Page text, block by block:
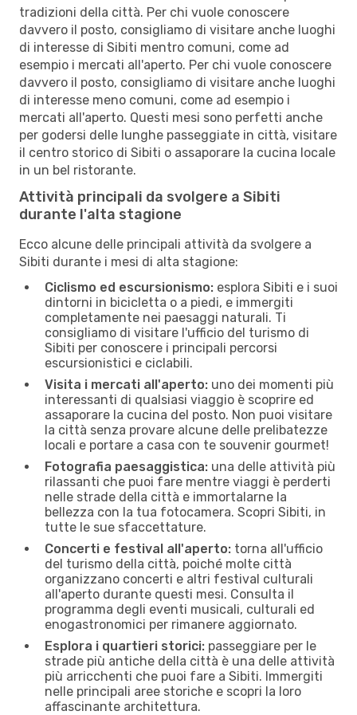
tradizioni della città. Per chi vuole conoscere
davvero il posto, consigliamo di visitare anche luoghi
di interesse di Sibiti mentro comuni, come ad
esempio i mercati all'aperto. Per chi vuole conoscere
davvero il posto, consigliamo di visitare anche luoghi
di interesse meno comuni, come ad esempio i
mercati all'aperto. Questi mesi sono perfetti anche
per godersi delle lunghe passeggiate in città, visitare
il centro storico di Sibiti o assaporare la cucina locale
in un bel ristorante.
Attività principali da svolgere a Sibiti
durante l'alta stagione
Ecco alcune delle principali attività da svolgere a
Sibiti durante i mesi di alta stagione:
Ciclismo ed escursionismo: esplora Sibiti e i suoi
dintorni in bicicletta o a piedi, e immergiti
completamente nei paesaggi naturali. Ti
consigliamo di visitare l'ufficio del turismo di
Sibiti per conoscere i principali percorsi
escursionistici e ciclabili.
Visita i mercati all'aperto: uno dei momenti più
interessanti di qualsiasi viaggio è scoprire ed
assaporare la cucina del posto. Non puoi visitare
la città senza provare alcune delle prelibatezze
locali e portare a casa con te souvenir gourmet!
Fotografia paesaggistica: una delle attività più
rilassanti che puoi fare mentre viaggi è perderti
nelle strade della città e immortalarne la
bellezza con la tua fotocamera. Scopri Sibiti, in
tutte le sue sfaccettature.
Concerti e festival all'aperto: torna all'ufficio
del turismo della città, poiché molte città
organizzano concerti e altri festival culturali
all'aperto durante questi mesi. Consulta il
programma degli eventi musicali, culturali ed
enogastronomici per rimanere aggiornato.
Esplora i quartieri storici: passeggiare per le
strade più antiche della città è una delle attività
più arricchenti che puoi fare a Sibiti. Immergiti
nelle principali aree storiche e scopri la loro
affascinante architettura.